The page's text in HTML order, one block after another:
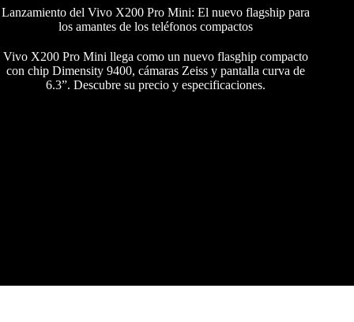
Lanzamiento del Vivo X200 Pro Mini: El nuevo flagship para
los amantes de los teléfonos compactos
Vivo X200 Pro Mini llega como un nuevo flasghip compacto
con chip Dimensity 9400, cámaras Zeiss y pantalla curva de
6.3”. Descubre su precio y especificaciones.